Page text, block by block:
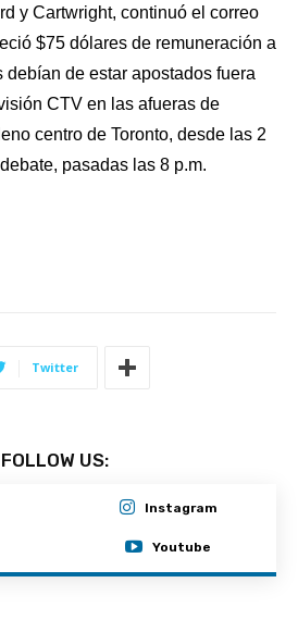
y Cartwright, continuó el correo
$75 dólares de remuneración a
debían de estar apostados fuera
CTV en las afueras de
centro de Toronto, desde las 2
pasadas las 8 p.m.
Twitter
FOLLOW US:
Instagram
Youtube